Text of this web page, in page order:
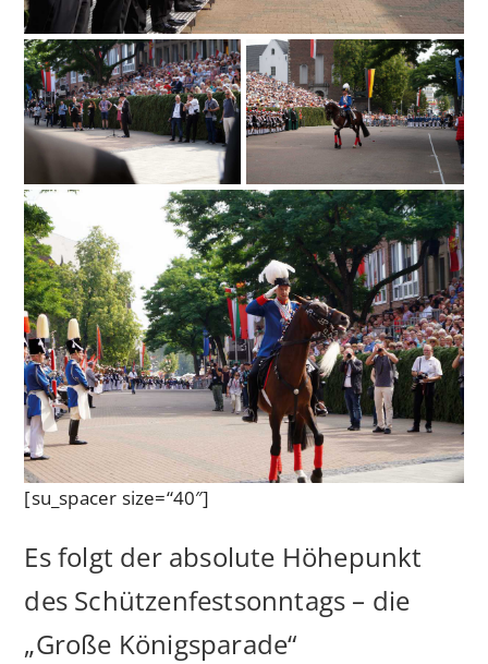
[su_spacer size=“40″]
Es folgt der absolute Höhepunkt
des Schützenfestsonntags – die
„Große Königsparade“